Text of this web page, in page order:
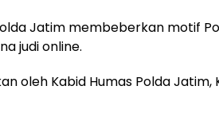
Jatim membeberkan motif
judi online.
oleh Kabid Humas Polda